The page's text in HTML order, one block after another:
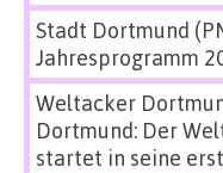
Stadt Dortmund
Jahresprogramm
Weltacker
Dortmund: Der
startet in seine